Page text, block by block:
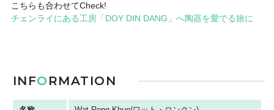
こちらも合わせてCheck!
チェンライにある工房「DOY DIN DANG」へ陶器を愛でる旅に
INFO RMATION